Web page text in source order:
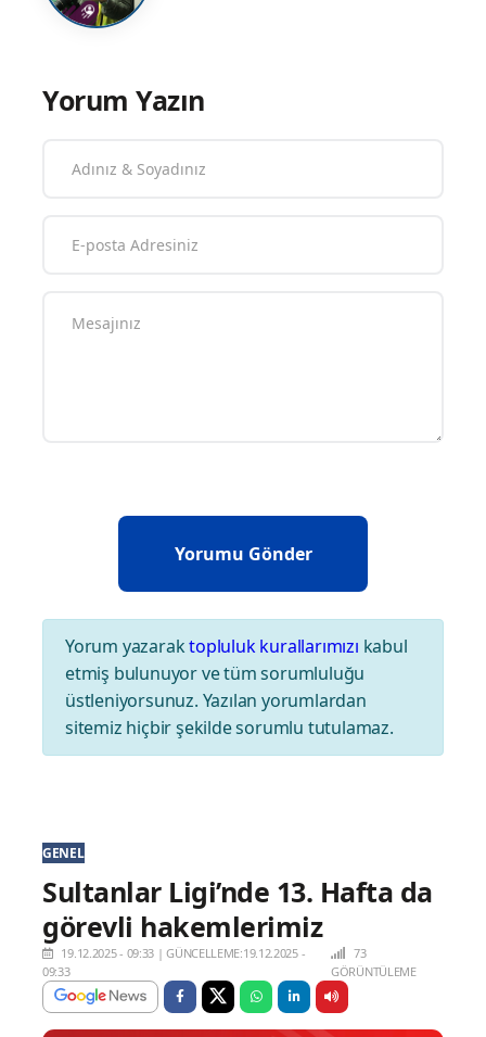
Yorum Yazın
Yorum yazaraktopluluk kurallarımızı kabul
etmiş bulunuyor ve tüm sorumluluğu
üstleniyorsunuz. Yazılan yorumlardan
sitemiz hiçbir şekilde sorumlu tutulamaz.
GENEL
Sultanlar Ligi’nde 13. Hafta da
görevli hakemlerimiz
19.12.2025 - 09:33 |GÜNCELLEME:19.12.2025 -
09:33
73
GÖRÜNTÜLEME